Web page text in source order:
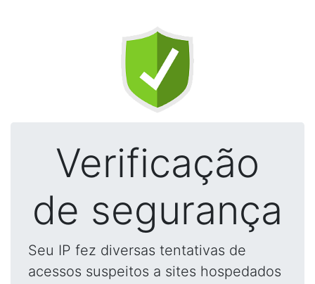
Verificação
de segurança
Seu IP fez diversas tentativas de
acessos suspeitos a sites hospedados